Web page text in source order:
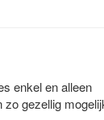
enkel en alleen
gezellig